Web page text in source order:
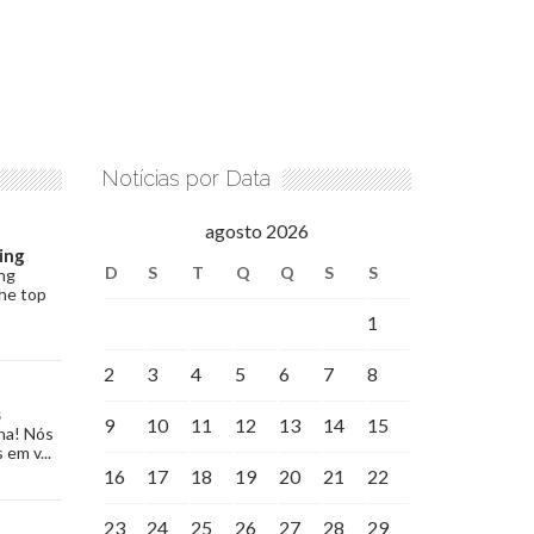
top
Nós
v...
Notícias por Data
agosto 2026
D S T Q Q S S
1
2 3 4 5 6 7 8
9 10 11 12 13 14 15
16 17 18 19 20 21 22
23 24 25 26 27 28 29